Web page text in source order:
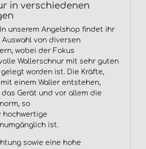
in verschiedenen
unserem Angelshop findet ihr
von diversen
wobei der Fokus
Wallerschnur mit sehr guten
worden ist. Die Kräfte,
einem Waller entstehen,
Gerät und vor allem die
so
ist.
sowie eine hohe